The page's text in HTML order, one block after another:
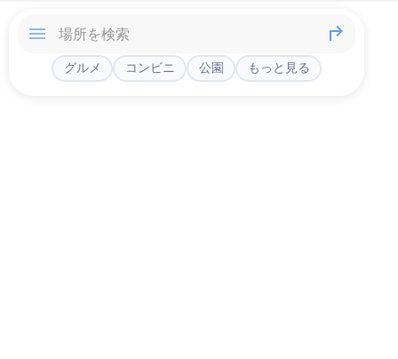
グルメ コンビニ 公園 もっと見る